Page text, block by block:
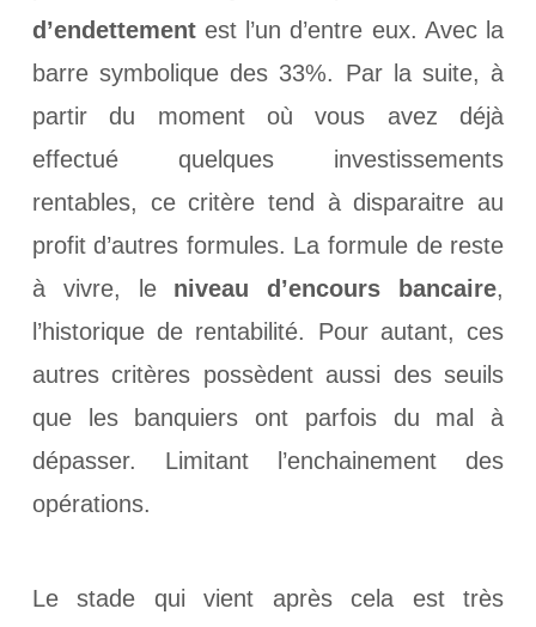
d’endettementest l’un d’entre eux. Avec la
barre symbolique des 33%. Par la suite, à
partir du moment où vous avez déjà
effectué quelques investissements
rentables, ce critère tend à disparaitre au
profit d’autres formules. La formule de reste
à vivre, le niveau d’encours bancaire,
l’historique de rentabilité. Pour autant, ces
autres critères possèdent aussi des seuils
que les banquiers ont parfois du mal à
dépasser. Limitant l’enchainement des
opérations.
Le stade qui vient après cela est très